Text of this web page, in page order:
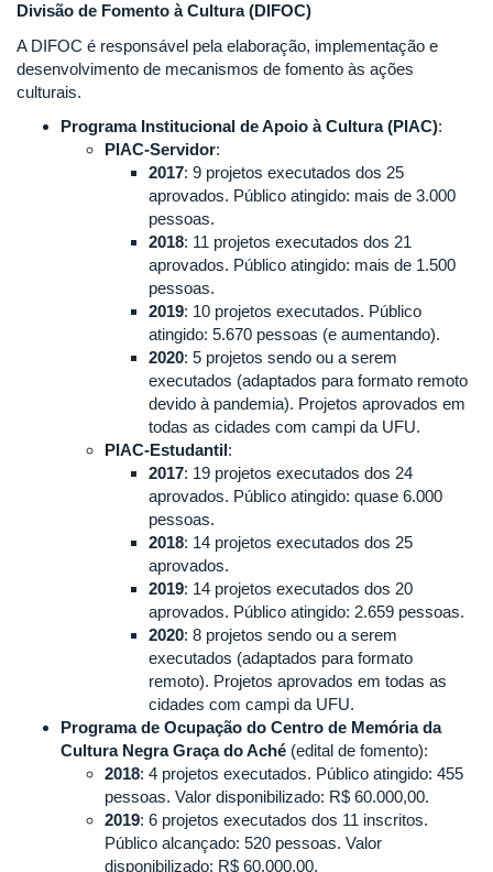
Divisão de Fomento à Cultura (DIFOC)
A DIFOC é responsável pela elaboração, implementação e
desenvolvimento de mecanismos de fomento às ações
culturais.
Programa Institucional de Apoio à Cultura (PIAC):
PIAC-Servidor:
2017: 9 projetos executados dos 25
aprovados. Público atingido: mais de 3.000
pessoas.
2018: 11 projetos executados dos 21
aprovados. Público atingido: mais de 1.500
pessoas.
2019: 10 projetos executados. Público
atingido: 5.670 pessoas (e aumentando).
2020: 5 projetos sendo ou a serem
executados (adaptados para formato remoto
devido à pandemia). Projetos aprovados em
todas as cidades com campi da UFU.
PIAC-Estudantil:
2017: 19 projetos executados dos 24
aprovados. Público atingido: quase 6.000
pessoas.
2018: 14 projetos executados dos 25
aprovados.
2019: 14 projetos executados dos 20
aprovados. Público atingido: 2.659 pessoas.
2020: 8 projetos sendo ou a serem
executados (adaptados para formato
remoto). Projetos aprovados em todas as
cidades com campi da UFU.
Programa de Ocupação do Centro de Memória da
Cultura Negra Graça do Aché (edital de fomento):
2018: 4 projetos executados. Público atingido: 455
pessoas. Valor disponibilizado: R$ 60.000,00.
2019: 6 projetos executados dos 11 inscritos.
Público alcançado: 520 pessoas. Valor
disponibilizado: R$ 60.000,00.